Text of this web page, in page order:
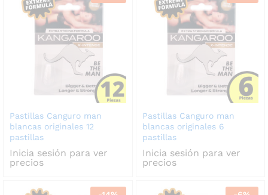
Pastillas Canguro man
blancas originales 12
pastillas
Inicia sesión para ver
precios
Pastillas Canguro man
blancas originales 6
pastillas
Inicia sesión para ver
precios